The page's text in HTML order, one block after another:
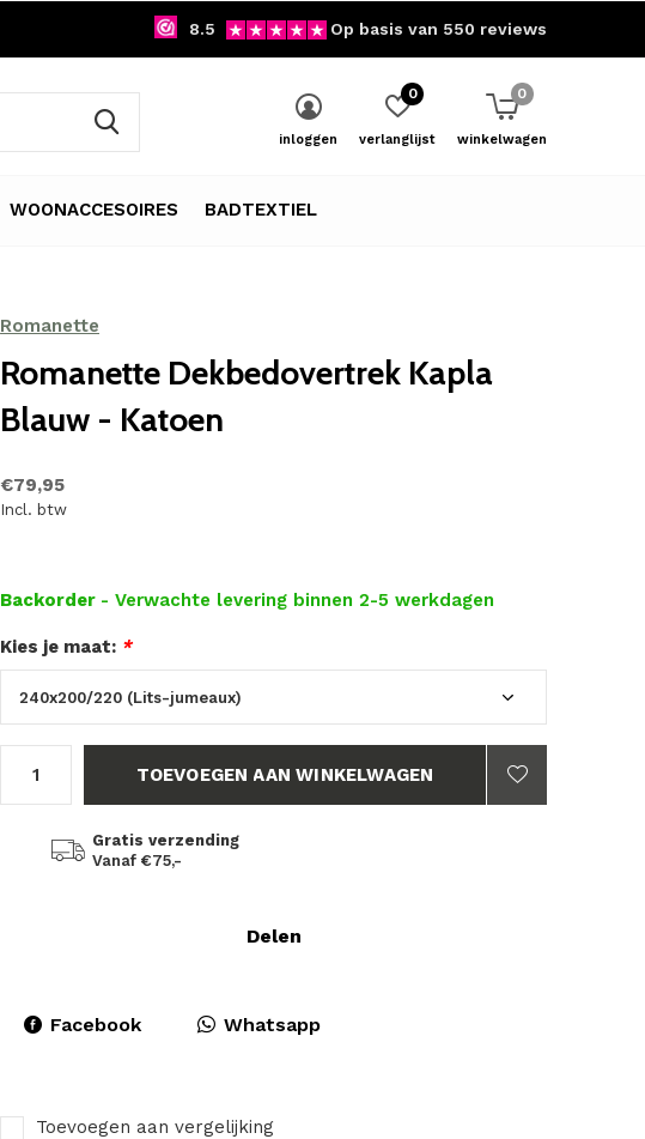
WOONACCESOIRES BADTEXTIEL
inloggen verlanglijst
0
winkelwagen
0
8.5 Op basis van 550 reviews
Romanette
Romanette Dekbedovertrek Kapla
Blauw - Katoen
€79,95
Incl. btw
Backorder - Verwachte levering binnen 2-5 werkdagen
Kies je maat: *
TOEVOEGEN AAN WINKELWAGEN
Gratis verzending
Vanaf €75,-
Delen
Facebook Whatsapp
Toevoegen aan vergelijking